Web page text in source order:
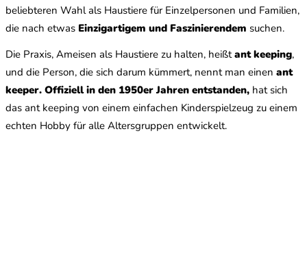
beliebteren Wahl als Haustiere für Einzelpersonen und Familien,
die nach etwas Einzigartigem und Faszinierendem suchen.
Die Praxis, Ameisen als Haustiere zu halten, heißtant keeping,
und die Person, die sich darum kümmert, nennt man einen ant
keeper. Offiziell in den 1950er Jahren entstanden, hat sich
das ant keeping von einem einfachen Kinderspielzeug zu einem
echten Hobby für alle Altersgruppen entwickelt.